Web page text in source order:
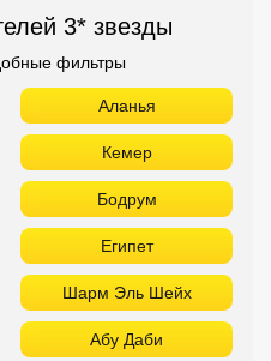
3* звезды
фильтры
Аланья
Кемер
Бодрум
Египет
Шарм Эль Шейх
Абу Даби